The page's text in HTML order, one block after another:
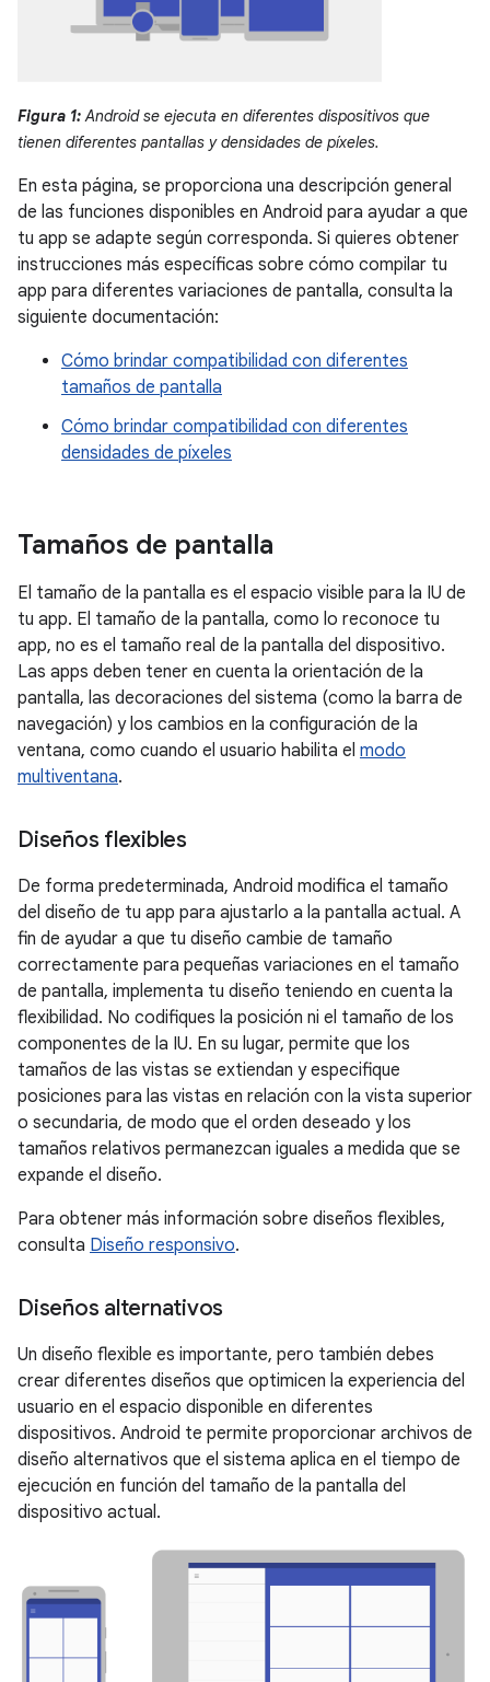
Figura 1:Android se ejecuta en diferentes dispositivos que
tienen diferentes pantallas y densidades de píxeles.
En esta página, se proporciona una descripción general
de las funciones disponibles en Android para ayudar a que
tu app se adapte según corresponda. Si quieres obtener
instrucciones más específicas sobre cómo compilar tu
app para diferentes variaciones de pantalla, consulta la
siguiente documentación:
Cómo brindar compatibilidad con diferentes
tamaños de pantalla
Cómo brindar compatibilidad con diferentes
densidades de píxeles
Tamaños de pantalla
El tamaño de la pantalla es el espacio visible para la IU de
tu app. El tamaño de la pantalla, como lo reconoce tu
app, no es el tamaño real de la pantalla del dispositivo.
Las apps deben tener en cuenta la orientación de la
pantalla, las decoraciones del sistema (como la barra de
navegación) y los cambios en la configuración de la
ventana, como cuando el usuario habilita el modo
multiventana.
Diseños flexibles
De forma predeterminada, Android modifica el tamaño
del diseño de tu app para ajustarlo a la pantalla actual. A
fin de ayudar a que tu diseño cambie de tamaño
correctamente para pequeñas variaciones en el tamaño
de pantalla, implementa tu diseño teniendo en cuenta la
flexibilidad. No codifiques la posición ni el tamaño de los
componentes de la IU. En su lugar, permite que los
tamaños de las vistas se extiendan y especifique
posiciones para las vistas en relación con la vista superior
o secundaria, de modo que el orden deseado y los
tamaños relativos permanezcan iguales a medida que se
expande el diseño.
Para obtener más información sobre diseños flexibles,
consulta Diseño responsivo.
Diseños alternativos
Un diseño flexible es importante, pero también debes
crear diferentes diseños que optimicen la experiencia del
usuario en el espacio disponible en diferentes
dispositivos. Android te permite proporcionar archivos de
diseño alternativos que el sistema aplica en el tiempo de
ejecución en función del tamaño de la pantalla del
dispositivo actual.